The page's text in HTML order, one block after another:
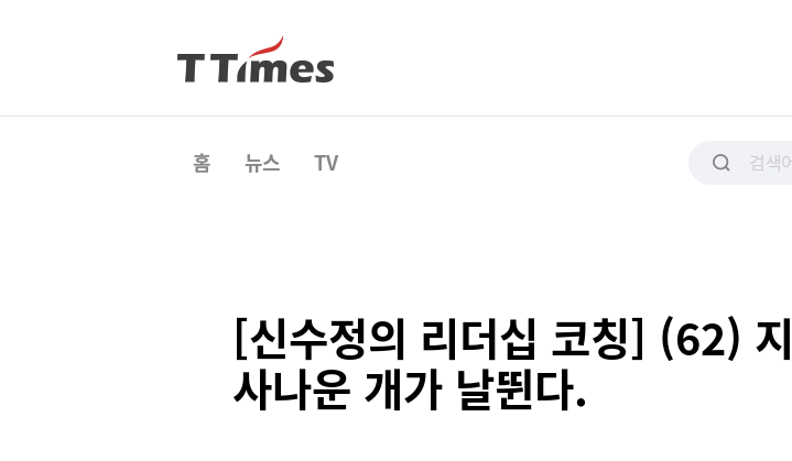
홈 뉴스 TV
[신수정의 리더십 코칭] (62)
사나운 개가 날뛴다.